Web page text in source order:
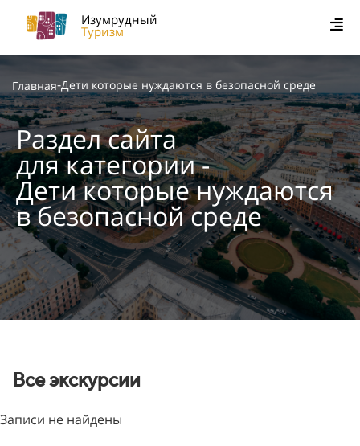
Изумрудный
Туризм
Главная-Дети которые нуждаются в безопасной среде
Раздел сайта
для категории -
Дети которые нуждаются
в безопасной среде
Все экскурсии
Записи не найдены